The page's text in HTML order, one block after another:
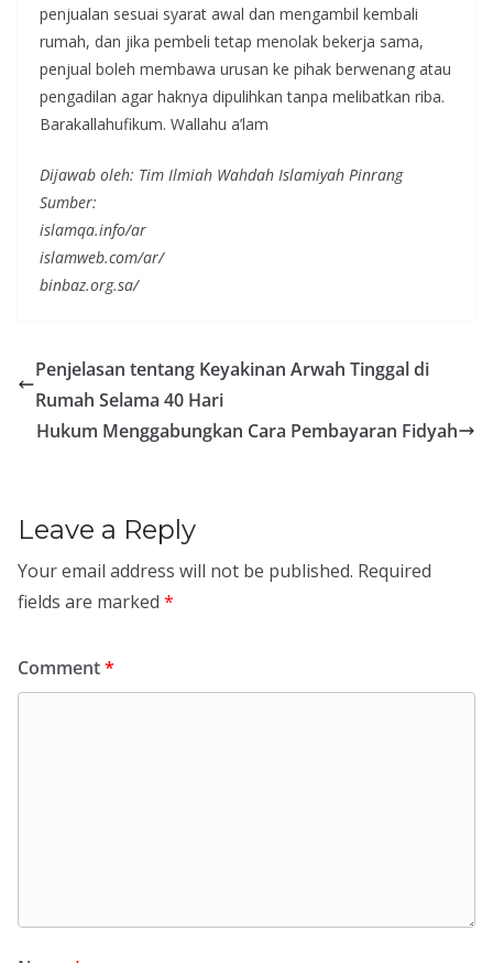
penjualan sesuai syarat awal dan mengambil kembali
rumah, dan jika pembeli tetap menolak bekerja sama,
penjual boleh membawa urusan ke pihak berwenang atau
pengadilan agar haknya dipulihkan tanpa melibatkan riba.
Barakallahufikum. Wallahu a’lam
Dijawab oleh: Tim Ilmiah Wahdah Islamiyah Pinrang
Sumber:
islamqa.info/ar
islamweb.com/ar/
binbaz.org.sa/
Penjelasan tentang Keyakinan Arwah Tinggal di
Rumah Selama 40 Hari
Hukum Menggabungkan Cara Pembayaran Fidyah
Leave a Reply
Your email address will not be published. Required
fields are marked *
Comment*